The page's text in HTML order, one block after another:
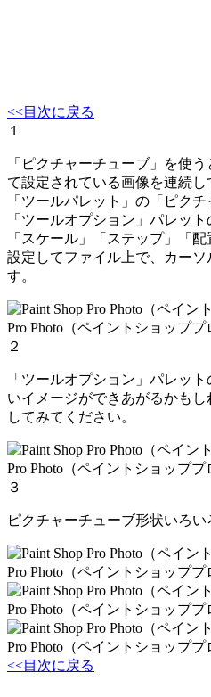
<<目次に戻る
１
「ピクチャーチューブ」を使
て設定されている画像を連続し
「ツールパレット」の「ピク
「ツールオプション」パレッ
「スケール」「ステップ」「
設定してファイル上で、カーソ
す。
２
「ツールオプション」パレッ
いイメージができあがるかも
してみてください。
３
ピクチャーチューブ形状いろい
<<目次に戻る